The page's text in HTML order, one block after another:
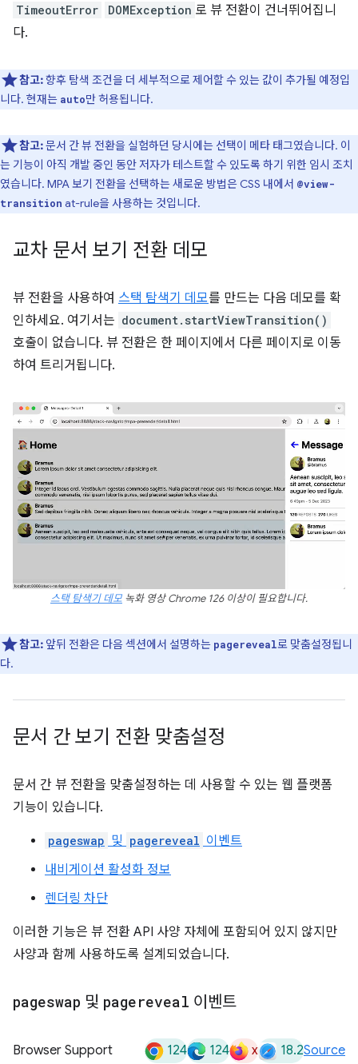
TimeoutError DOMException 로 뷰 전환이 건너뛰어집니
다.
참고:향후 탐색 조건을 더 세부적으로 제어할 수 있는 값이 추가될 예정입
니다. 현재는 auto만 허용됩니다.
참고:문서 간 뷰 전환을 실험하던 당시에는 선택이 메타 태그였습니다. 이
는 기능이 아직 개발 중인 동안 저자가 테스트할 수 있도록 하기 위한 임시 조치
였습니다. MPA 보기 전환을 선택하는 새로운 방법은 CSS 내에서 @view-
transition at-rule을 사용하는 것입니다.
교차 문서 보기 전환 데모
뷰 전환을 사용하여 스택 탐색기 데모를 만드는 다음 데모를 확
인하세요. 여기서는 document.startViewTransition()
호출이 없습니다. 뷰 전환은 한 페이지에서 다른 페이지로 이동
하여 트리거됩니다.
스택 탐색기 데모 녹화 영상 Chrome 126 이상이 필요합니다.
참고: 앞뒤 전환은 다음 섹션에서 설명하는 pagereveal로 맞춤설정됩니
다.
문서 간 보기 전환 맞춤설정
문서 간 뷰 전환을 맞춤설정하는 데 사용할 수 있는 웹 플랫폼
기능이 있습니다.
pageswap 및 pagereveal 이벤트
내비게이션 활성화 정보
렌더링 차단
이러한 기능은 뷰 전환 API 사양 자체에 포함되어 있지 않지만
사양과 함께 사용하도록 설계되었습니다.
pageswap 및 pagereveal 이벤트
Browser Support 124 124 x 18.2Source